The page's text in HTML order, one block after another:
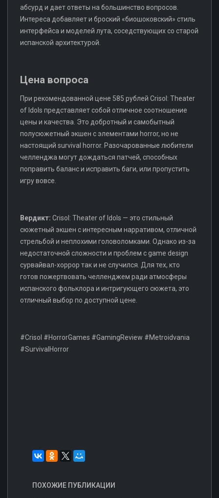
абсурд и дает ответы на большинство вопросов.
Интереса добавляет и броский «биошоковский» стиль
интерфейса и моделей лута, соседствующих со старой
испанской архитектурой.
Цена вопроса
При рекомендованной цене 585 рублей Crisol: Theater
of Idols представляет собой отличное соотношение
цены и качества. Это добротный и самобытный
полусюжетный экшен с элементами horror, но не
настоящий survival horror. Разочарованные любители
челленджа могут дождаться патчей, способных
поправить баланс и исправить баги, или пропустить
игру вовсе.
Вердикт: Crisol: Theater of Idols — это стильный
сюжетный экшен с интересным нарративом, отличной
стрельбой и неплохими головоломками. Однако из-за
недостаточной сложности и проблем с game design
сурвайвал-хоррор так и не случился. Для тех, кто
готов пожертвовать челленджем ради атмосферы
испанского фольклора и интригующего сюжета, это
отличный выбор по доступной цене.
#Crisol #HorrorGames #GamingReview #Metroidvania
#SurvivalHorror
ПОХОЖИЕ ПУБЛИКАЦИИ